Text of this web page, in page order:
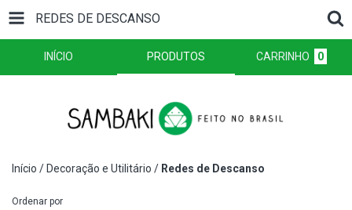
REDES DE DESCANSO
INÍCIO PRODUTOS CARRINHO 0
Início / Decoração e Utilitário / Redes de Descanso
Ordenar por